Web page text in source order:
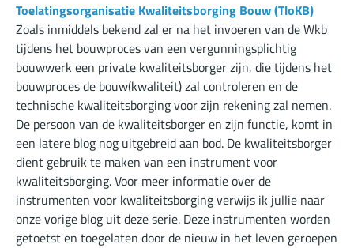
Toelatingsorganisatie Kwaliteitsborging Bouw (TloKB)
Zoals inmiddels bekend zal er na het invoeren van de Wkb
tijdens het bouwproces van een vergunningsplichtig
bouwwerk een private kwaliteitsborger zijn, die tijdens het
bouwproces de bouw(kwaliteit) zal controleren en de
technische kwaliteitsborging voor zijn rekening zal nemen.
De persoon van de kwaliteitsborger en zijn functie, komt in
een latere blog nog uitgebreid aan bod. De kwaliteitsborger
dient gebruik te maken van een instrument voor
kwaliteitsborging. Voor meer informatie over de
instrumenten voor kwaliteitsborging verwijs ik jullie naar
onzevorige blog uit deze serie. Deze instrumenten worden
getoetst en toegelaten door de nieuw in het leven geroepen